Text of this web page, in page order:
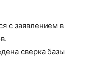
с заявлением в
сверка базы